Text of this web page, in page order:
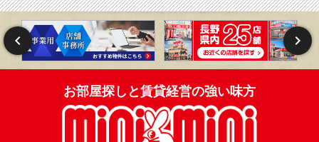
お部屋探しと賃貸経営の強い味方